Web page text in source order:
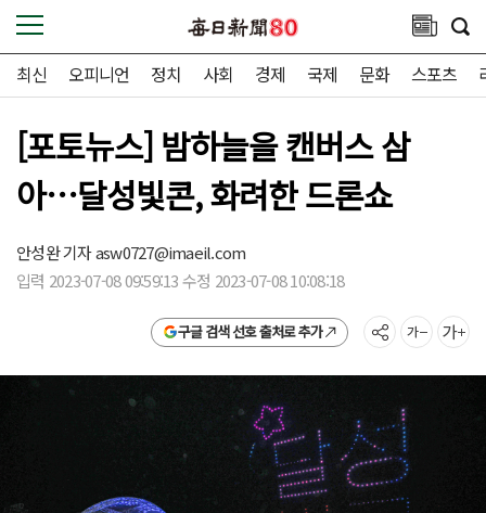
최신 오피니언 정치 사회 경제 국제 문화 스포츠
[포토뉴스] 밤하늘을 캔버스 삼
아…달성빛콘, 화려한 드론쇼
안성완 기자asw0727@imaeil.com
입력 2023-07-08 09:59:13 수정 2023-07-08 10:08:18
구글 검색 선호 출처로 추가